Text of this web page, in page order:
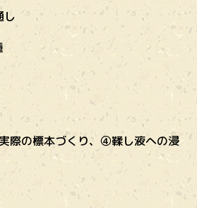
し
際の標本づくり、 ④鞣し液への浸